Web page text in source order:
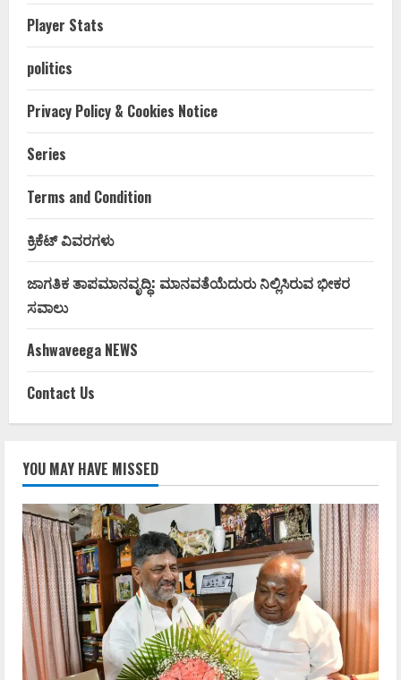
Player Stats
politics
Privacy Policy & Cookies Notice
Series
Terms and Condition
ಕ್ರಿಕೆಟ್ ವಿವರಗಳು
ಜಾಗತಿಕ ತಾಪಮಾನವೃದ್ಧಿ: ಮಾನವತೆಯೆದುರು ನಿಲ್ಲಿಸಿರುವ ಭೀಕರ
ಸವಾಲು
Ashwaveega NEWS
Contact Us
YOU MAY HAVE MISSED